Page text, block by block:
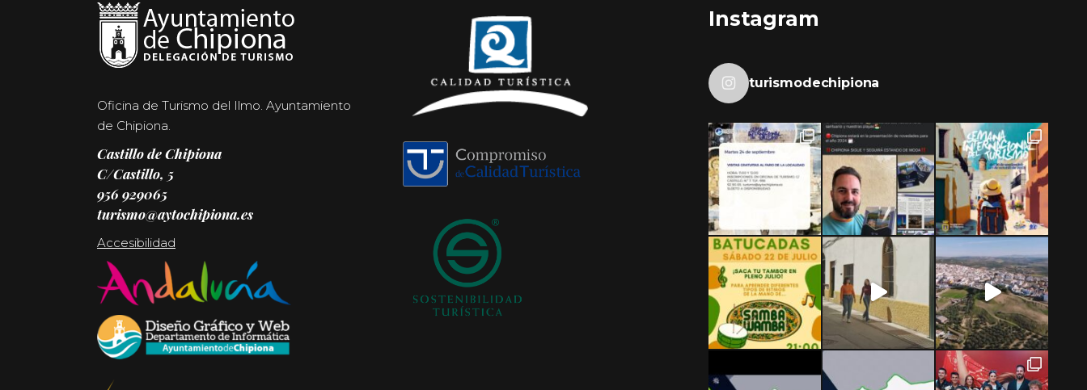
Oficina de Turismo del Ilmo. Ayuntamiento
de Chipiona.
Castillo de Chipiona
C/Castillo, 5
956 929065
turismo@aytochipiona.es
Accesibilidad
Instagram
turismodechipiona